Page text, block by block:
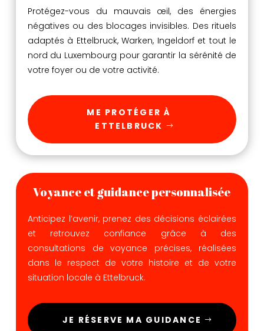
Protégez-vous du mauvais œil, des énergies
négatives ou des blocages invisibles. Des rituels
adaptés à Ettelbruck, Warken, Ingeldorf et tout le
nord du Luxembourg pour garantir la sérénité de
votre foyer ou de votre activité.
ME PROTÉGER À
ETTELBRUCK
Voyance et guidance personnalisée
Anticipez l’avenir, prenez des décisions éclairées
et retrouvez confiance grâce à des
consultations de voyance précises, réalisées
dans le respect de votre histoire et de votre
situation locale à Ettelbruck.
JE RÉSERVE MA GUIDANCE